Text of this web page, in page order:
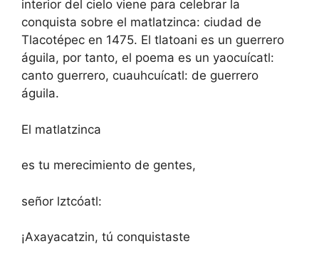
interior del cielo viene para celebrar la
conquista sobre el matlatzinca: ciudad de
Tlacotépec en 1475. El tlatoani es un guerrero
águila, por tanto, el poema es un yaocuícatl:
canto guerrero, cuauhcuícatl: de guerrero
águila.
El matlatzinca
es tu merecimiento de gentes,
señor lztcóatl:
¡Axayacatzin, tú conquistaste